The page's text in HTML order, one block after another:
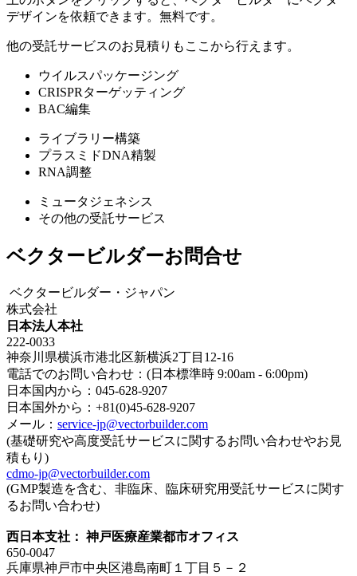
デザインを依頼できます。無料です。
他の受託サービスのお見積りもここから行えます。
ウイルスパッケージング
CRISPRターゲッティング
BAC編集
ライブラリー構築
プラスミドDNA精製
RNA調整
ミュータジェネシス
その他の受託サービス
ベクタービルダーお問合せ
ベクタービルダー・ジャパン
株式会社
日本法人本社
222-0033
神奈川県横浜市港北区新横浜2丁目12-16
電話でのお問い合わせ：(日本標準時 9:00am - 6:00pm)
日本国内から：045-628-9207
日本国外から：+81(0)45-628-9207
メール： service-jp@vectorbuilder.com
(基礎研究や高度受託サービスに関するお問い合わせやお見
積もり)
cdmo-jp@vectorbuilder.com
(GMP製造を含む、非臨床、臨床研究用受託サービスに関す
るお問い合わせ)
西日本支社： 神戸医療産業都市オフィス
650-0047
兵庫県神戸市中央区港島南町１丁目５－２